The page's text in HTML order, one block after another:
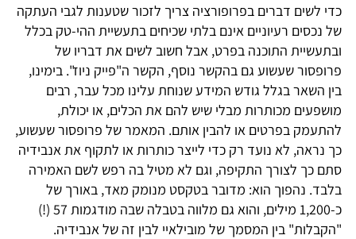
לשים דברים בפרופורציה צריך לזכור שטענות לגבי העתקה
נכסים רעיוניים אינם בלתי שכיחים בתעשיית ההי-טק בכלל
התוכנה בפרט, אבל חשוב לשים את דבריו של
שעשוע גם בהקשר נוסף, הקשר ה"פייק ניוז". בימינו,
השאר בגלל גודש המידע שנוחת עלינו מכל עבר, רבים
מכותרות מבלי שיש להם את הכלים, או יכולת,
בפרטים או להבין אותם. המאמר של פרופסור שעשוע,
נראה, לא נועד רק כדי לייצר כותרות או לתקוף את אנבידיה
כך לצורך התקיפה, וגם לא מטיל בה רפש לשם האמירה
נהפוך הוא: מדובר בטקסט מנומק מאד, באורך של
כ-1,200 מילים, והוא גם מלווה בטבלה שבה מודגמות 57 (!)
בין המסמך של מובילאיי לבין זה של אנבידיה.